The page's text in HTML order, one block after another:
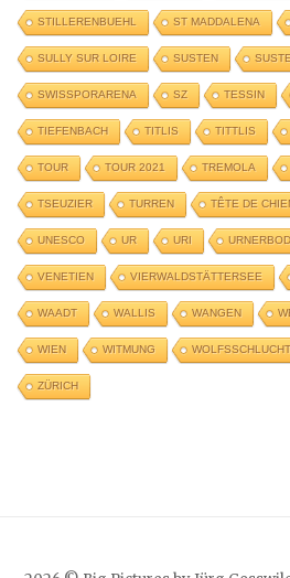
STILLERENBUEHL ST MADDALENA
SULLY SUR LOIRE SUSTEN
SWISSPORARENA SZ TESSIN
TIEFENBACH TITLIS TITTLIS
TOUR TOUR 2021 TREMOLA
TSEUZIER TURREN TÊTE DE
UNESCO UR URI
VENETIEN VIERWALDSTÄTTERSEE
WAADT WALLIS WANGEN
WIEN WITMUNG WOLFSSCHLUCHT
ZÜRICH